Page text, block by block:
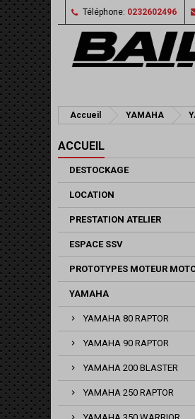
Téléphone: 0232602496
Accueil YAMAHA
ACCUEIL
DESTOCKAGE
LOCATION
PRESTATION ATELIER
ESPACE SSV
PROTOTYPES MOTEUR
YAMAHA
YAMAHA 80 RAPTOR
YAMAHA 90 RAPTOR
YAMAHA 200 BLASTER
YAMAHA 250 RAPTOR